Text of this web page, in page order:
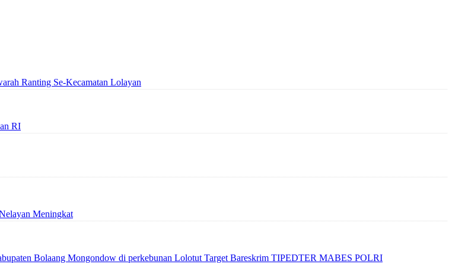
Ranting Se-Kecamatan Lolayan
RI
Meningkat
Bolaang Mongondow di perkebunan Lolotut Target Bareskrim TIPEDTER MABES POLRI